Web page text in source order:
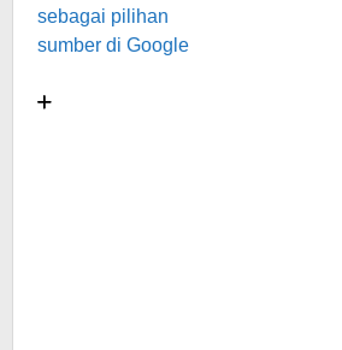
sebagai pilihan
sumber di Google